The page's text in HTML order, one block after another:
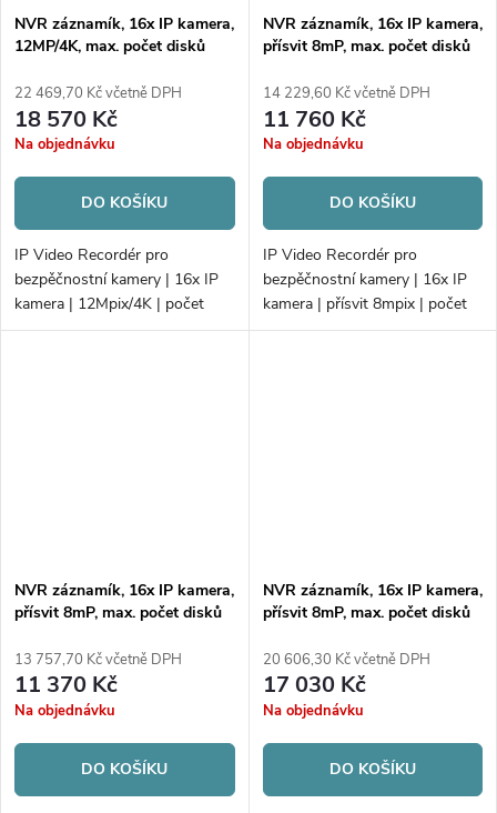
NVR záznamík, 16x IP kamera,
12MP/4K, max. počet disků
22 469,70 Kč včetně DPH
18 570 Kč
Na objednávku
DO KOŠÍKU
IP Video Recordér pro
bezpěčnostní kamery | 16x IP
kamera | 12Mpix/4K | počet
disků 4xHDD | 160 Mbps/256
NVR záznamík, 16x IP kamera,
přísvit 8mP, max. počet disků
14 229,60 Kč včetně DPH
11 760 Kč
Na objednávku
DO KOŠÍKU
IP Video Recordér pro
bezpěčnostní kamery | 16x IP
kamera | přísvit 8mpix | počet
disků 2xHDD | 160Mb/160Mb
NVR záznamík, 16x IP kamera,
přísvit 8mP, max. počet disků
13 757,70 Kč včetně DPH
11 370 Kč
Na objednávku
DO KOŠÍKU
NVR záznamík, 16x IP kamera,
přísvit 8mP, max. počet disků
20 606,30 Kč včetně DPH
17 030 Kč
Na objednávku
DO KOŠÍKU